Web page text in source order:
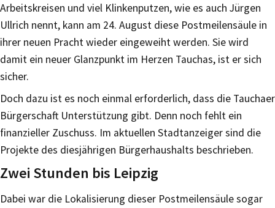
Arbeitskreisen und viel Klinkenputzen, wie es auch Jürgen
Ullrich nennt, kann am 24. August diese Postmeilensäule in
ihrer neuen Pracht wieder eingeweiht werden. Sie wird
damit ein neuer Glanzpunkt im Herzen Tauchas, ist er sich
sicher.
Doch dazu ist es noch einmal erforderlich, dass die Tauchaer
Bürgerschaft Unterstützung gibt. Denn noch fehlt ein
finanzieller Zuschuss. Im aktuellen Stadtanzeiger sind die
Projekte des diesjährigen Bürgerhaushalts beschrieben.
Zwei Stunden bis Leipzig
Dabei war die Lokalisierung dieser Postmeilensäule sogar